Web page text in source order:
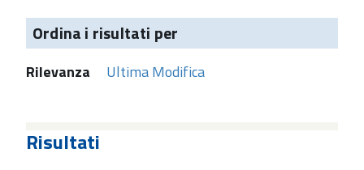
Ordina i risultati per
Rilevanza Ultima Modifica
Risultati